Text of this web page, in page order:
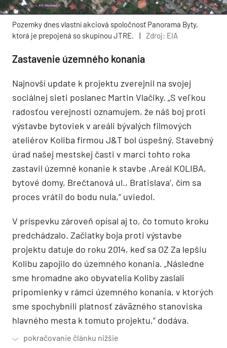
Pozemky dnes vlastní akciová spoločnosť Panorama Byty,
ktorá je prepojená so skupinou JTRE.
| Zdroj: EIA
Zastavenie územného konania
Najnovší update k projektu zverejnil na svojej
sociálnej sieti poslanec Martin Vlačiky. „S veľkou
radosťou verejnosti oznamujem, že náš boj proti
výstavbe bytoviek v areáli bývalých filmových
ateliérov Koliba firmou J&T bol úspešný. Stavebný
úrad našej mestskej časti v marci tohto roka
zastavil územné konanie k stavbe ,Areál KOLIBA,
bytové domy, Brečtanová ul., Bratislava‘, čím sa
proces vrátil do bodu nula,“ uviedol.
V príspevku zároveň opísal aj to, čo tomuto kroku
predchádzalo. Začiatky boja proti výstavbe
projektu datuje do roku 2014, keď sa OZ Za lepšiu
Kolibu zapojilo do územného konania. „Následne
sme hromadne ako obyvatelia Koliby zaslali
pripomienky v rámci územného konania, v ktorých
sme spochybnili platnosť záväzného stanoviska
hlavného mesta k tomuto projektu,“ dodáva.